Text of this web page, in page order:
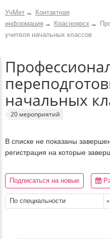
УчМет
Контактная
информация
Красноярск
учителя начальных классов
начальных
20 мероприятий
В списке не показаны
регистрация на которые
Подписаться на новые
По специальности